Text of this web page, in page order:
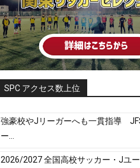
SPC アクセス数上位
強豪校やJリーガーへも一貫指導
ー...
2026/2027 全国高校サッカー・Jユー